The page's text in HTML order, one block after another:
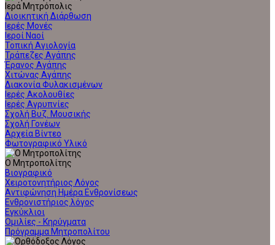
Ιερά Μητρόπολις
Διοικητική Διάρθωση
Ιερές Μονές
Ιεροί Ναοί
Τοπική Αγιολογία
Τράπεζες Αγάπης
Έρανος Αγάπης
Χιτώνας Αγάπης
Διακονία Φυλακισμένων
Ιερές Ακολουθίες
Ιερές Αγρυπνίες
Σχολή Βυζ. Μουσικής
Σχολή Γονέων
Αρχεία Βίντεο
Φωτογραφικό Υλικό
Ο Μητροπολίτης
Βιογραφικό
Χειροτονητήριος Λόγος
Αντιφώνηση Ημέρα Ενθρονίσεως
Ενθρονιστήριος λόγος
Εγκύκλιοι
Ομιλίες - Κηρύγματα
Πρόγραμμα Μητροπολίτου